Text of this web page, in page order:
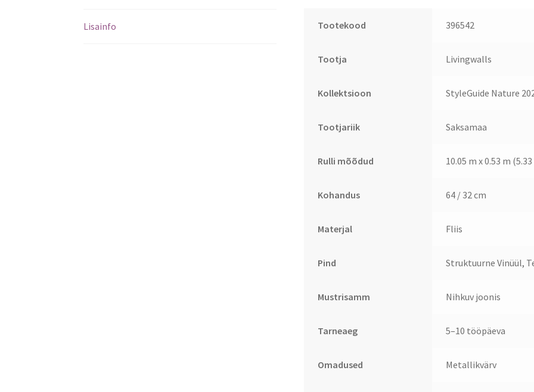
Lisainfo Tootekood 396542
Tootja Livingwalls
Kollektsioon StyleGuide Nature
Tootjariik Saksamaa
Rulli mõõdud 10.05 m x 0.53 m (5.33
Kohandus 64 / 32 cm
Materjal Fliis
Pind Struktuurne Vinüül,
Mustrisamm Nihkuv joonis
Tarneaeg 5–10 tööpäeva
Omadused Metallikvärv